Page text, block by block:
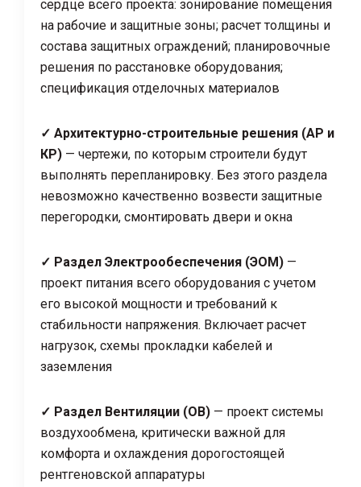
сердце всего проекта: зонирование помещения
на рабочие и защитные зоны; расчет толщины и
состава защитных ограждений; планировочные
решения по расстановке оборудования;
спецификация отделочных материалов
✓ Архитектурно-строительные решения (АР и
КР) — чертежи, по которым строители будут
выполнять перепланировку. Без этого раздела
невозможно качественно возвести защитные
перегородки, смонтировать двери и окна
✓ Раздел Электрообеспечения (ЭОМ) —
проект питания всего оборудования с учетом
его высокой мощности и требований к
стабильности напряжения. Включает расчет
нагрузок, схемы прокладки кабелей и
заземления
✓ Раздел Вентиляции (ОВ) — проект системы
воздухообмена, критически важной для
комфорта и охлаждения дорогостоящей
рентгеновской аппаратуры